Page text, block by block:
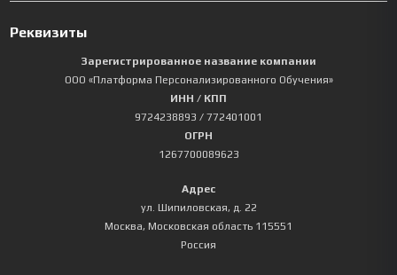
Реквизиты
Зарегистрированное название компании
ООО «Платформа Персонализированного Обучения»
ИНН / КПП
9724238893 / 772401001
ОГРН
1267700089623
Адрес
ул. Шипиловская, д. 22
Москва, Московская область 115551
Россия